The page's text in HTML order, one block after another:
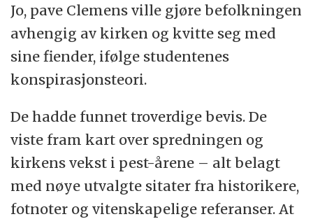
Jo, pave Clemens ville gjøre befolkningen
avhengig av kirken og kvitte seg med
sine fiender, ifølge studentenes
konspirasjonsteori.
De hadde funnet troverdige bevis. De
viste fram kart over spredningen og
kirkens vekst i pest-årene – alt belagt
med nøye utvalgte sitater fra historikere,
fotnoter og vitenskapelige referanser. At